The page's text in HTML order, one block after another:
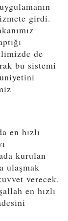
girdi.
de
bu sistemi
en hızlı
kurulan
ulaşmak
verecek.
en hızlı